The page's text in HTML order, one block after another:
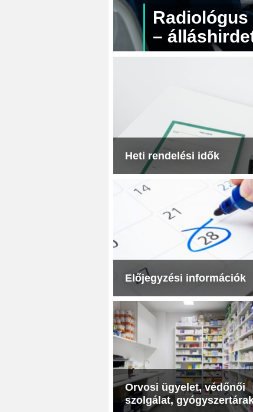
–
Heti rendelési idők
Előjegyzési információk
Orvosi ügyelet, védőnői
szolgálat,